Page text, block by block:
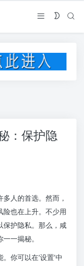
：保护隐
人的首选。然而，
险也在上升。不少用
保护隐私。那么，咸
一揭秘。
你可以在‘设置’中